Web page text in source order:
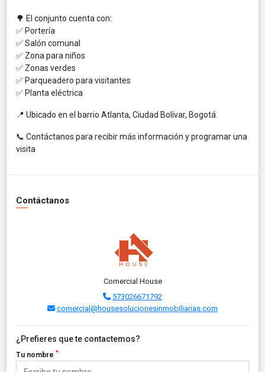
🌳 El conjunto cuenta con:
✅ Portería
✅ Salón comunal
✅ Zona para niños
✅ Zonas verdes
✅ Parqueadero para visitantes
✅ Planta eléctrica
📍 Ubicado en el barrio Atlanta, Ciudad Bolívar, Bogotá.
📞 Contáctanos para recibir más información y programar una
visita
Contáctanos
Comercial House
573026671792
comercial@housesolucionesinmobiliarias.com
¿Prefieres que te contactemos?
Tu nombre *